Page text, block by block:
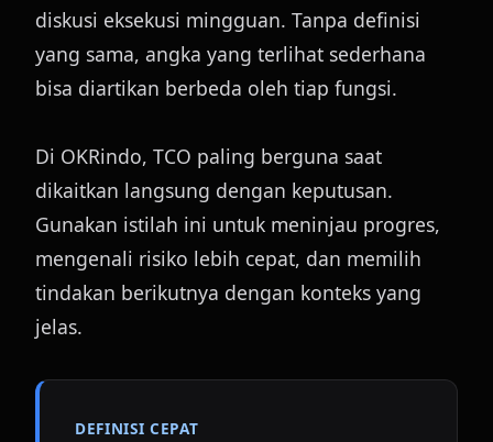
diskusi eksekusi mingguan. Tanpa definisi
yang sama, angka yang terlihat sederhana
bisa diartikan berbeda oleh tiap fungsi.
Di OKRindo, TCO paling berguna saat
dikaitkan langsung dengan keputusan.
Gunakan istilah ini untuk meninjau progres,
mengenali risiko lebih cepat, dan memilih
tindakan berikutnya dengan konteks yang
jelas.
DEFINISI CEPAT